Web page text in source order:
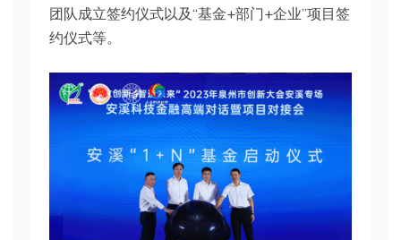
团队成立签约仪式以及“基金+部门+企业”项目签
约仪式等。